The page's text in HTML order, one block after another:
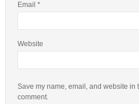
Email *
Website
Save my name, email, and website in
comment.